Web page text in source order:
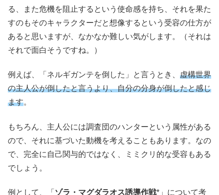
る、また危機を阻止するという使命感を持ち、それを果た
すのもそのキャラクターだと想像するという受容の仕方が
あると思いますが、なかなか難しい気がします。（それは
それで面白そうですね。）
例えば、「ネルギガンテを倒した」と言うとき、 虚構世界
の主人公が倒したと言うより、自分の分身が倒したと感じ
ます。
もちろん、主人公には調査団のハンターという属性がある
ので、それに基づいた動機を考えることもあります。なの
で、完全に自己関与的ではなく、ミミクリ的な受容もある
でしょう。
例として、「 ゾラ・マグダラオス誘導作戦*」について考